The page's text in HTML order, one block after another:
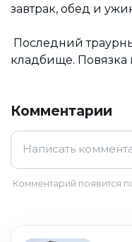
завтрак, обед и
Последний
кладбище. Повязка
Комментарии
Комментарий появится